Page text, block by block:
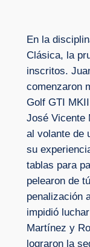
En la
Clásica, la
inscritos.
comenzaron
Golf GTI
José Vicente
al volante de
su
tablas para
pelearon de
penalización
impidió
Martínez y
lograron la